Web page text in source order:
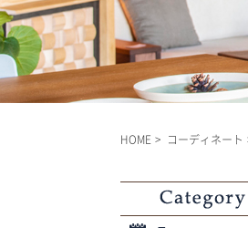
HOME コーディネート